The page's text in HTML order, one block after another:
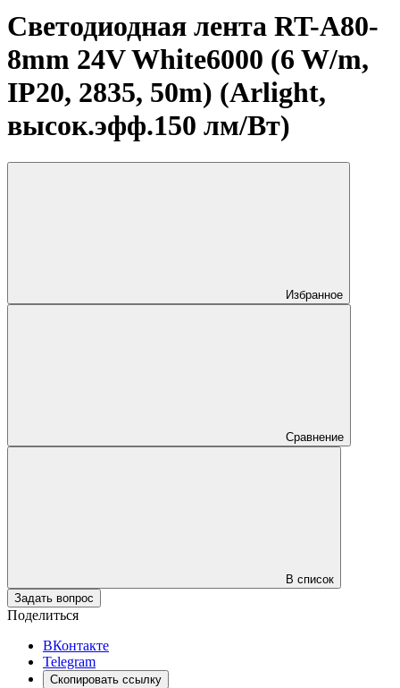
Светодиодная лента RT-A80-
8mm 24V White6000 (6 W/m,
IP20, 2835, 50m) (Arlight,
высок.эфф.150 лм/Вт)
Избранное
Сравнение
В список
Задать вопрос
Поделиться
ВКонтакте
Telegram
Скопировать ссылку